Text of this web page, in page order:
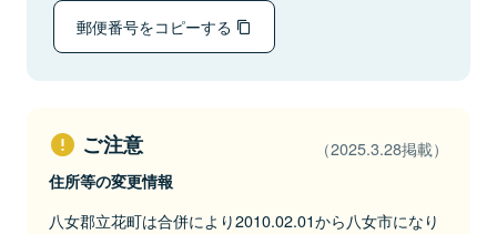
郵便番号をコピーする
ご注意 （2025.3.28掲載）
住所等の変更情報
八女郡立花町は合併により2010.02.01から八女市になり